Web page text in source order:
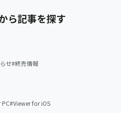
ら記事を探す
せ 終売情報
Viewer for iOS